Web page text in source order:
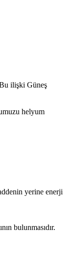
ilişki Güneş
helyum
yerine enerji
bulunmasıdır.